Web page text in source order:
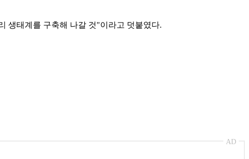
생태계를 구축해 나갈 것"이라고 덧붙였다.
AD